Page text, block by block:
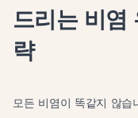
드리는 비염
략
모든 비염이 똑같지 않습